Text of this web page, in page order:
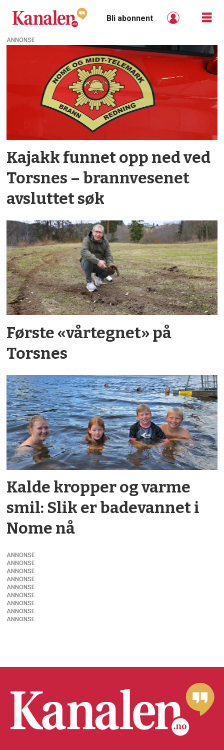
Bli abonnent
torsnes
ANNONSE
Kajakk funnet opp ned ved
Torsnes – brannvesenet
avsluttet søk
Første «vårtegnet» på
Torsnes
Kalde kropper og varme
smil: Slik er badevannet i
Nome nå
ANNONSE
ANNONSE
ANNONSE
ANNONSE
ANNONSE
ANNONSE
ANNONSE
ANNONSE
ANNONSE